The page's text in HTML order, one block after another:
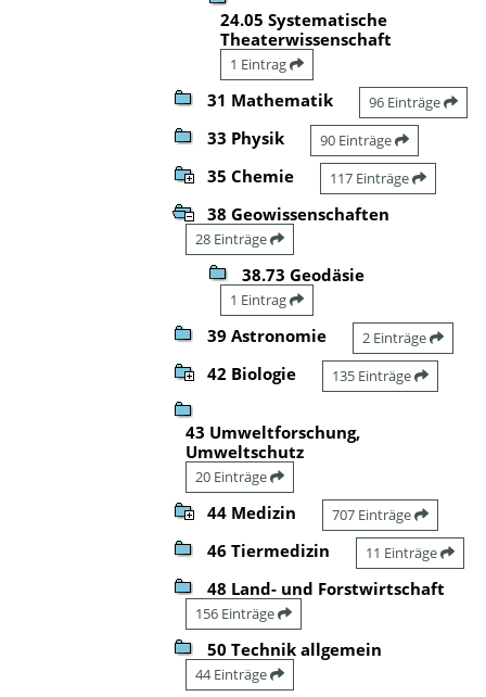
24.05 Systematische
Theaterwissenschaft
1 Eintrag
31 Mathematik 96 Einträge
33 Physik 90 Einträge
35 Chemie 117 Einträge
38 Geowissenschaften
28 Einträge
38.73 Geodäsie
1 Eintrag
39 Astronomie 2 Einträge
42 Biologie 135 Einträge
43 Umweltforschung,
Umweltschutz
20 Einträge
44 Medizin 707 Einträge
46 Tiermedizin 11 Einträge
48 Land- und Forstwirtschaft
156 Einträge
50 Technik allgemein
44 Einträge